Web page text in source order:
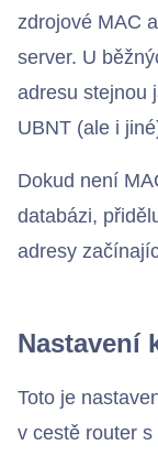
zdrojové MAC
server. U
adresu stejnou
UBNT (ale i
Dokud není
databázi,
adresy
Nastavení
Toto je
v cestě router s